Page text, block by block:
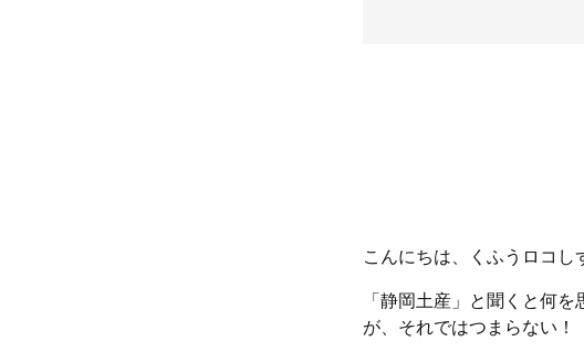
こんにちは、くふうロコし
「静岡土産」と聞くと何
が、それではつまらない！